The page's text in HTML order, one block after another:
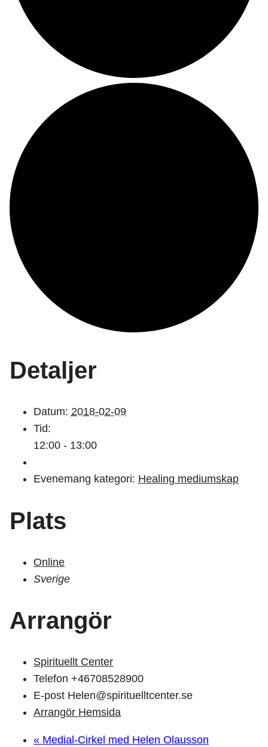
Detaljer
Datum: 2018-02-09
Tid:
12:00 - 13:00
Evenemang kategori: Healing mediumskap
Plats
Online
Sverige
Arrangör
Spirituellt Center
Telefon +46708528900
E-post Helen@spirituelltcenter.se
Arrangör Hemsida
« Medial-Cirkel med Helen Olausson